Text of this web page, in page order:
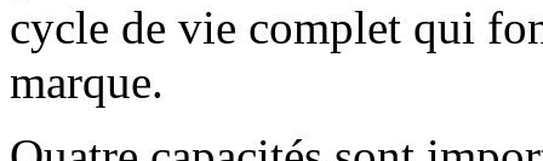
cycle de vie complet qui
marque.